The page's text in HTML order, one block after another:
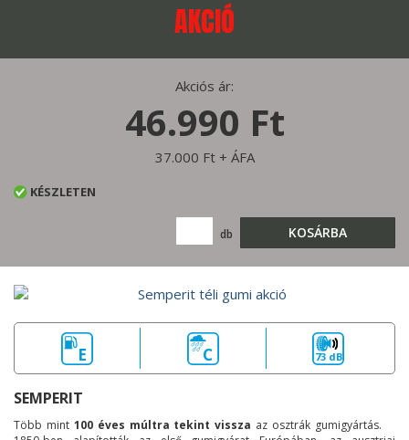
AKCIÓ
Akciós ár:
46.990 Ft
37.000 Ft + ÁFA
KÉSZLETEN
db KOSÁRBA
E C 73 dB
SEMPERIT
Több mint 100 éves múltra tekint vissza az osztrák gumigyártás.